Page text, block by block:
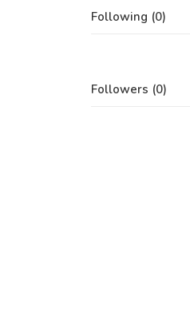
Following (0)
Followers (0)